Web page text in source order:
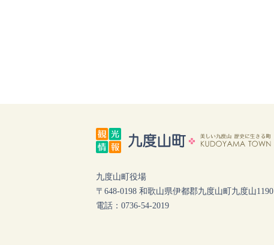
九度山町役場
〒648-0198 和歌山県伊都郡九度山町九度山1190
電話：0736-54-2019